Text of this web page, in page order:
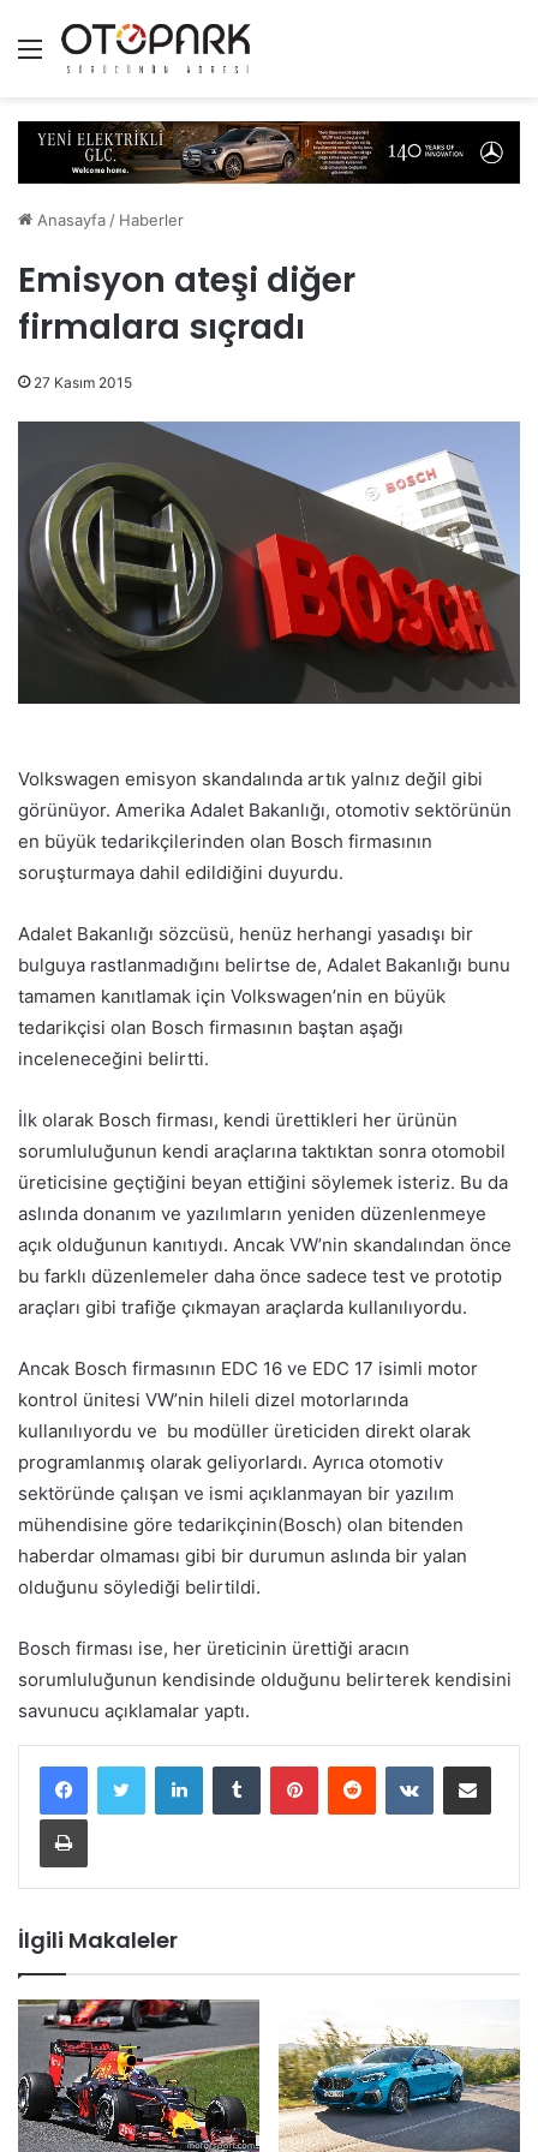
Menü
Anasayfa / Haberler
Emisyon ateşi diğer
firmalara sıçradı
27 Kasım 2015
Volkswagen emisyon skandalında artık yalnız değil gibi
görünüyor. Amerika Adalet Bakanlığı, otomotiv sektörünün
en büyük tedarikçilerinden olan Bosch firmasının
soruşturmaya dahil edildiğini duyurdu.
Adalet Bakanlığı sözcüsü, henüz herhangi yasadışı bir
bulguya rastlanmadığını belirtse de, Adalet Bakanlığı bunu
tamamen kanıtlamak için Volkswagen’nin en büyük
tedarikçisi olan Bosch firmasının baştan aşağı
inceleneceğini belirtti.
İlk olarak Bosch firması, kendi ürettikleri her ürünün
sorumluluğunun kendi araçlarına taktıktan sonra otomobil
üreticisine geçtiğini beyan ettiğini söylemek isteriz. Bu da
aslında donanım ve yazılımların yeniden düzenlenmeye
açık olduğunun kanıtıydı. Ancak VW’nin skandalından önce
bu farklı düzenlemeler daha önce sadece test ve prototip
araçları gibi trafiğe çıkmayan araçlarda kullanılıyordu.
Ancak Bosch firmasının EDC 16 ve EDC 17 isimli motor
kontrol ünitesi VW’nin hileli dizel motorlarında
kullanılıyordu ve bu modüller üreticiden direkt olarak
programlanmış olarak geliyorlardı. Ayrıca otomotiv
sektöründe çalışan ve ismi açıklanmayan bir yazılım
mühendisine göre tedarikçinin(Bosch) olan bitenden
haberdar olmaması gibi bir durumun aslında bir yalan
olduğunu söylediği belirtildi.
Bosch firması ise, her üreticinin ürettiği aracın
sorumluluğunun kendisinde olduğunu belirterek kendisini
savunucu açıklamalar yaptı.
İlgili Makaleler